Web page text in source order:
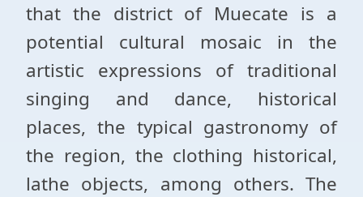
that the district of Muecate is a
potential cultural mosaic in the
artistic expressions of traditional
singing and dance, historical
places, the typical gastronomy of
the region, the clothing historical,
lathe objects, among others. The